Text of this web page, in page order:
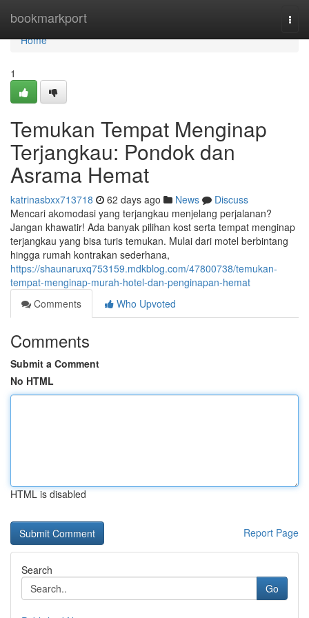
bookmarkport
Home
Home
1
Temukan Tempat Menginap
Terjangkau: Pondok dan
Asrama Hemat
katrinasbxx713718 62 days ago News
Discuss
Mencari akomodasi yang terjangkau menjelang perjalanan?
Jangan khawatir! Ada banyak pilihan kost serta tempat menginap
terjangkau yang bisa turis temukan. Mulai dari motel berbintang
hingga rumah kontrakan sederhana,
https://shaunaruxq753159.mdkblog.com/47800738/temukan-
tempat-menginap-murah-hotel-dan-penginapan-hemat
Comments
Who Upvoted
Comments
Submit a Comment
No HTML
HTML is disabled
Report Page
Search
Go